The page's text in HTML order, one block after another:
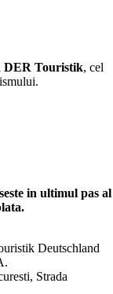
DER Touristik, cel
in ultimul pas al
Deutschland
Strada